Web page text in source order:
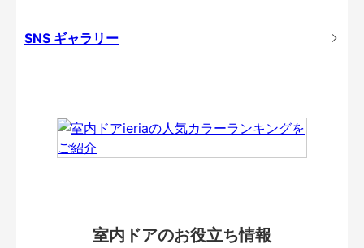
SNS ギャラリー
室内ドアのお役立ち情報